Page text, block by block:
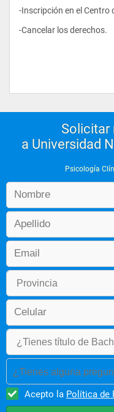
-Inscripción en el Centro
-Cancelar los derechos.
Solicitar
a Universidad
Psicología
¿Tienes alguna
Acepto la Política de